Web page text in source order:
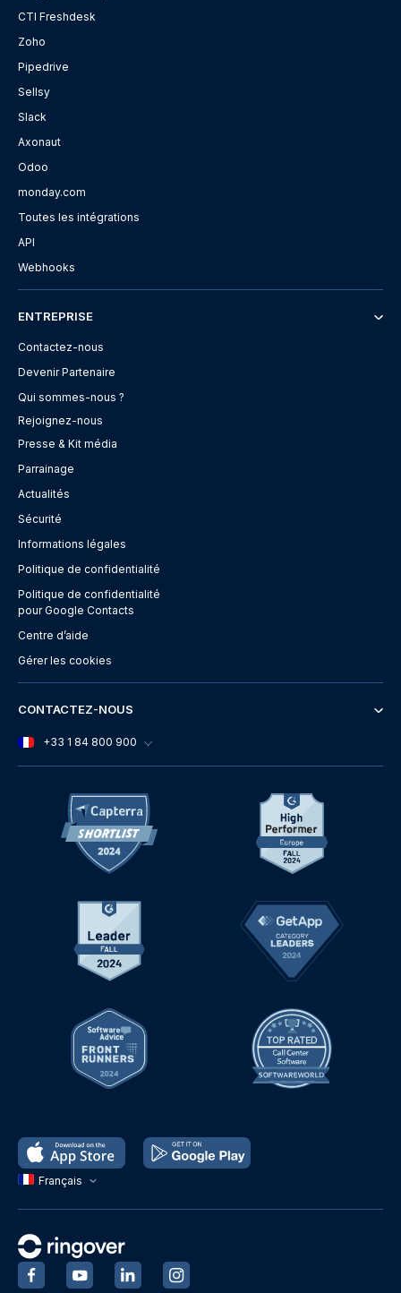
Français
CTI Freshdesk
Zoho
Pipedrive
Sellsy
Slack
Axonaut
Odoo
monday.com
Toutes les intégrations
API
Webhooks
ENTREPRISE
Contactez-nous
Devenir Partenaire
Qui sommes-nous ?
Rejoignez-nous
Presse & Kit média
Parrainage
Actualités
Sécurité
Informations légales
Politique de confidentialité
Politique de confidentialité
pour Google Contacts
Centre d’aide
Gérer les cookies
CONTACTEZ-NOUS
+33 1 84 800 900